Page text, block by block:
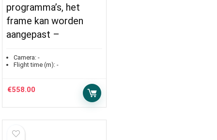
programma’s, het
frame kan worden
aangepast –
Camera: -
Flight time (m): -
€558.00